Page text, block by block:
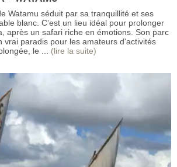
Watamu séduit par sa tranquillité et ses
blanc. C’est un lieu idéal pour prolonger
après un safari riche en émotions. Son parc
vrai paradis pour les amateurs d'activités
le ... (lire la suite)